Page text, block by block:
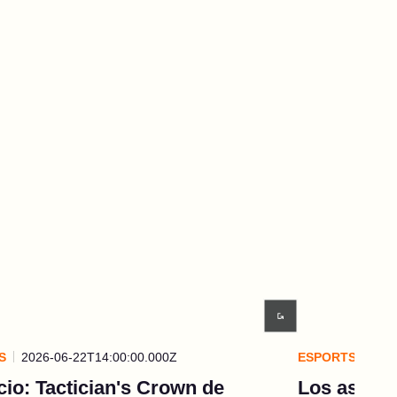
2026-06-22T14:00:00.000Z
Tactician's Crown de
ESPORTS
Los